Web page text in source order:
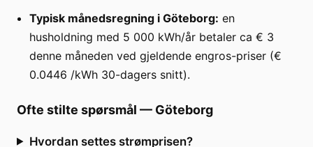
Typisk månedsregning i Göteborg: en
husholdning med 5 000 kWh/år betaler ca € 3
denne måneden ved gjeldende engros-priser (€
0.0446 /kWh 30-dagers snitt).
Ofte stilte spørsmål — Göteborg
Hvordan settes strømprisen?